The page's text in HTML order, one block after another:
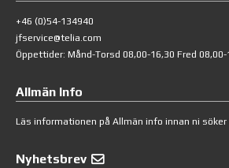
+46 (0)54-134940
jfservice@telia.com
Öppettider: Månd-Torsd 08,00-16,30 Fred 08,00-
Allmän Info
Läs informationen på Allmän info innan ni söker
Nyhetsbrev